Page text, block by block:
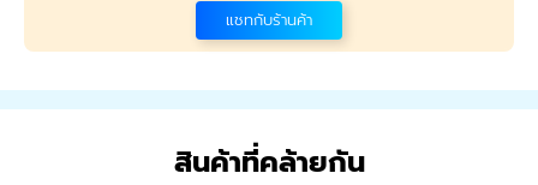
แชทกับร้านค้า
สินค้าที่คล้ายกัน